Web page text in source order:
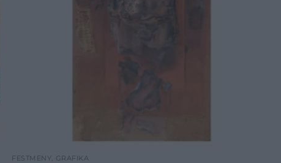
FESTMÉNY, GRAFIKA